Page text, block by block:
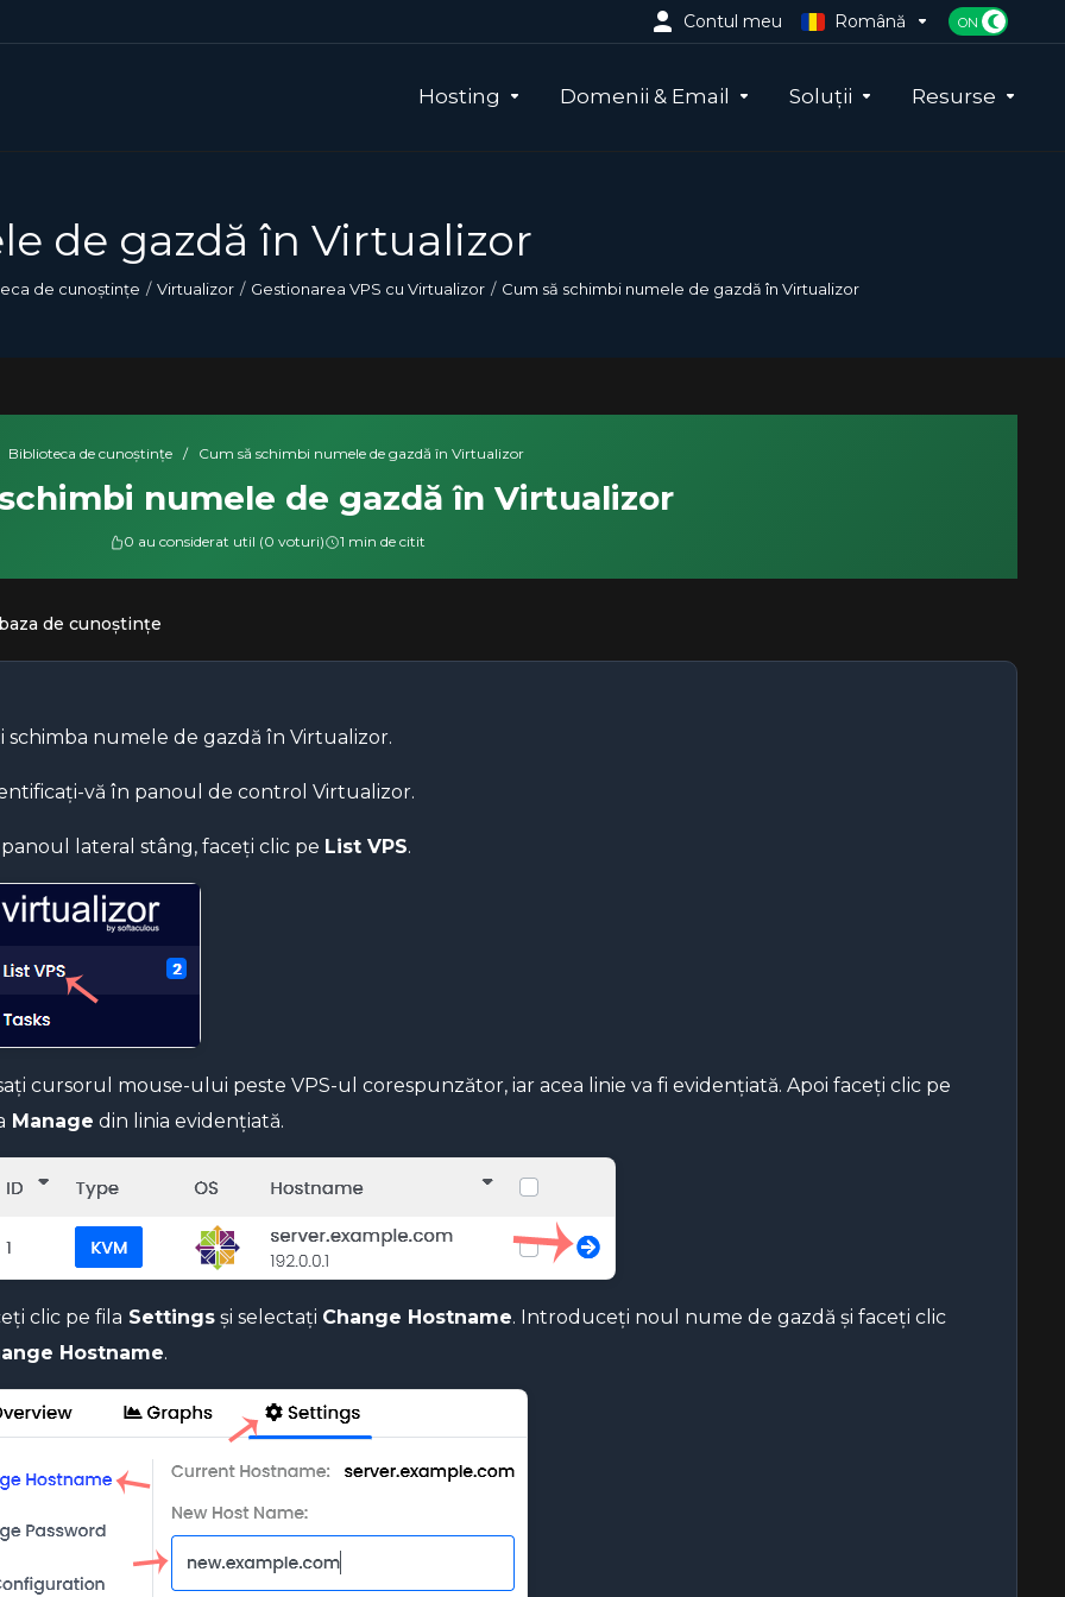
Contul meu Română
Hosting Domenii & Email Soluții Resurse
de gazdă în Virtualizor
de cunoștințe Virtualizor Gestionarea VPS cu Virtualizor Cum să schimbi numele de gazdă în Virtualizor
Biblioteca de cunoștințe / Cum să schimbi numele de gazdă în Virtualizor
numele de gazdă în Virtualizor
0 au considerat util (0 voturi) 1 min de citit
de cunoștințe
schimba numele de gazdă în Virtualizor.
vă în panoul de control Virtualizor.
panoul lateral stâng, faceți clic pe List VPS.
cursorul mouse-ului peste VPS-ul corespunzător, iar acea linie va fi evidențiată. Apoi faceți clic pe
Manage din linia evidențiată.
clic pe fila Settings și selectați Change Hostname. Introduceți noul nume de gazdă și faceți clic
Hostname.